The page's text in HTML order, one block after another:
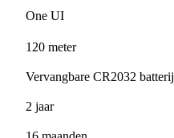
One UI
120 meter
Vervangbare CR2032 batterij
2 jaar